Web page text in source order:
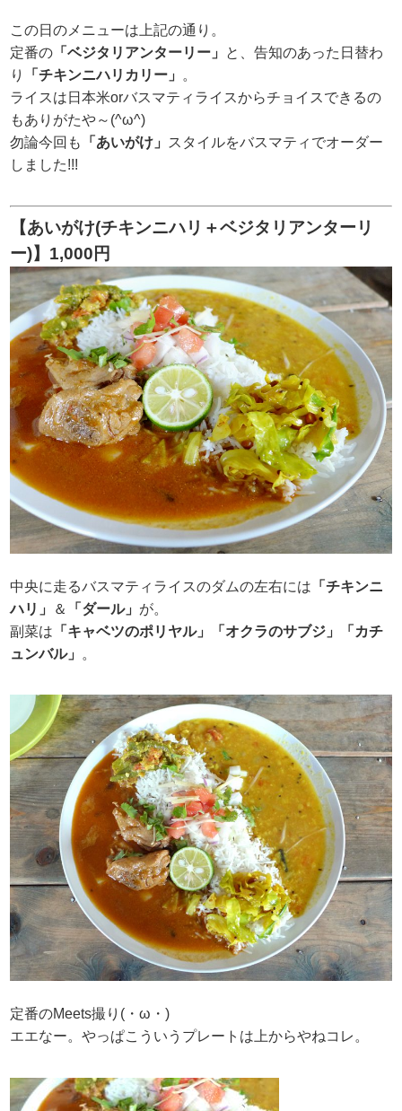
この日のメニューは上記の通り。
定番の 「ベジタリアンターリー」
と、告知のあった日替わ
り
「チキンニハリカリー」
。
ライスは日本米orバスマティライスからチョイスできるの
もありがたや～(^ω^)
勿論今回も
「あいがけ」
スタイルをバスマティでオーダー
しました!!!
【あいがけ(チキンニハリ＋ベジタリアンターリ
ー)】1,000円
中央に走るバスマティライスのダムの左右には 「チキンニ
ハリ」
＆ 「ダール」 が。
副菜は 「キャベツのポリヤル」「オクラのサブジ」「カチ
ュンバル」
。
定番のMeets撮り(・ω・)
エエなー。やっぱこういうプレートは上からやねコレ。